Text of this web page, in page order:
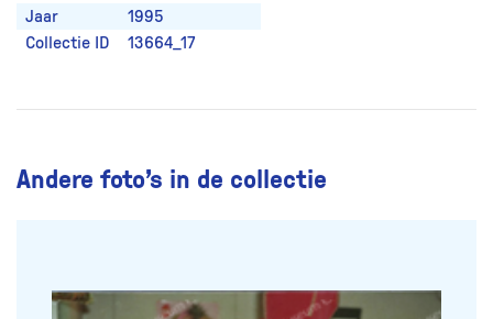
Jaar
1995
Collectie ID
13664_17
Andere foto’s in de collectie